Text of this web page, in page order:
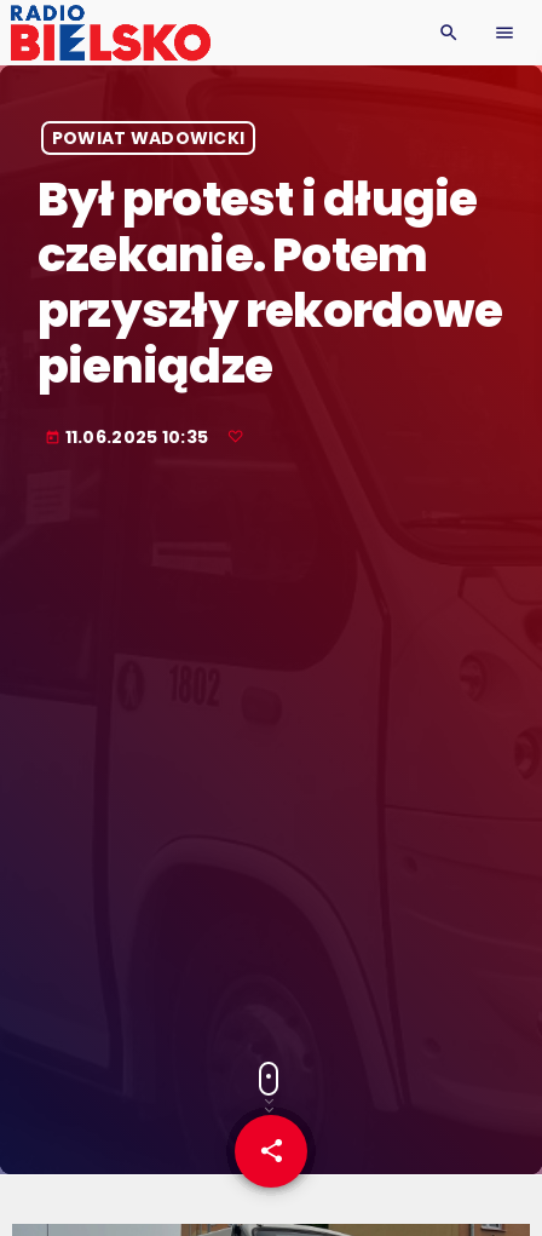
search menu
POWIAT WADOWICKI
Był protest i długie
czekanie. Potem
przyszły rekordowe
pieniądze
today 11.06.2025 10:35
share
email